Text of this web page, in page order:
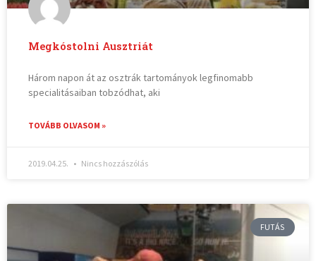
Megkóstolni Ausztriát
Három napon át az osztrák tartományok legfinomabb
specialitásaiban tobzódhat, aki
TOVÁBB OLVASOM »
2019.04.25. Nincs hozzászólás
FUTÁS